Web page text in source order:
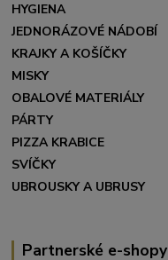
HYGIENA
JEDNORÁZOVÉ NÁDOBÍ
KRAJKY A KOŠÍČKY
MISKY
OBALOVÉ MATERIÁLY
PÁRTY
PIZZA KRABICE
SVÍČKY
UBROUSKY A UBRUSY
Partnerské e-shopy